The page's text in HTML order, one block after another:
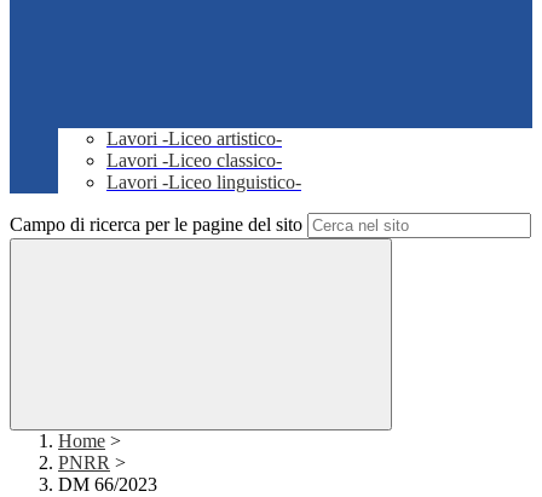
Lavori -Liceo artistico-
Lavori -Liceo classico-
Lavori -Liceo linguistico-
Campo di ricerca per le pagine del sito
Home >
PNRR >
DM 66/2023